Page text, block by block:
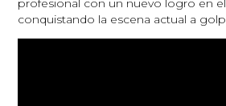
conquistando la escena actual a